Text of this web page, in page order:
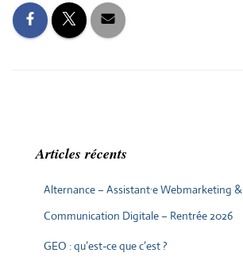
Articles récents
Alternance – Assistant·e Webmarketing &
Communication Digitale – Rentrée 2026
GEO : qu’est-ce que c’est ?